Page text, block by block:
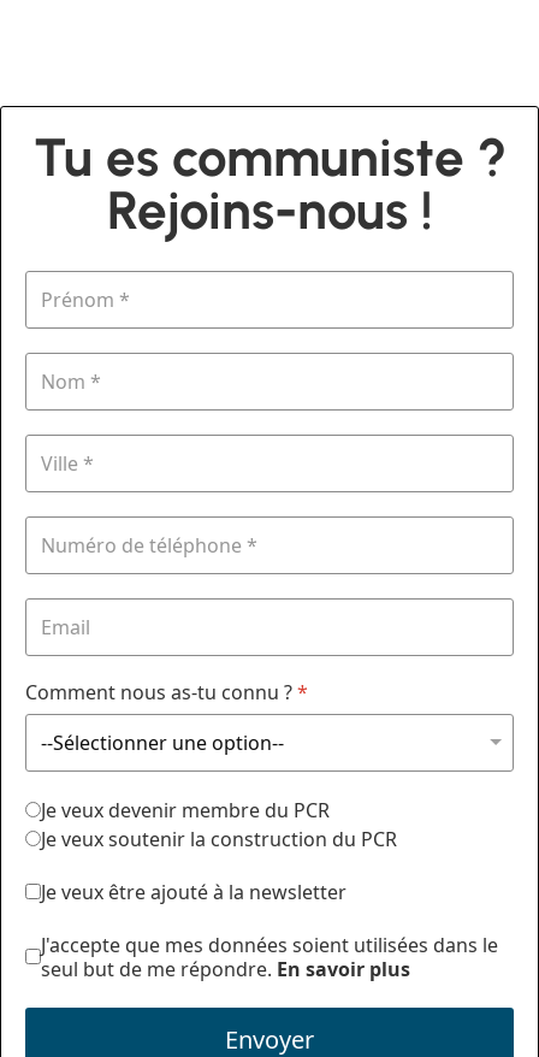
Tu es communiste ?
Rejoins-nous !
Comment nous as-tu connu ?*
Je veux devenir membre du PCR
Je veux soutenir la construction du PCR
Je veux être ajouté à la newsletter
J'accepte que mes données soient utilisées dans le
seul but de me répondre. En savoir plus
Envoyer